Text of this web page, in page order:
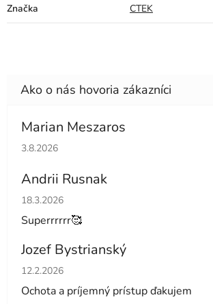
Značka CTEK
Marian Meszaros
Hodnotenie obchodu je 5 z 5 hviezdičiek.
3.8.2026
Andrii Rusnak
Hodnotenie obchodu je 5 z 5 hviezdičiek.
18.3.2026
Superrrrrr🥰
Jozef Bystrianský
Hodnotenie obchodu je 5 z 5 hviezdičiek.
12.2.2026
Ochota a príjemný prístup ďakujem